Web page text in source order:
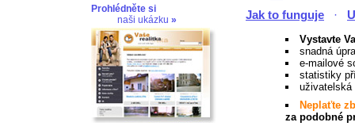
Prohlédněte si
naši ukázku » Jak to funguje ·
Vystavte
snadná
e-mailové
statistiky
uživatelská
Neplaťte
za podobné